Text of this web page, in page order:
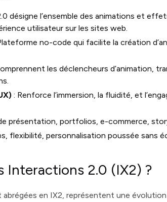
désigne l’ensemble des animations et
utilisateur sur les sites web.
no-code qui facilite la création
les déclencheurs d’animation,
: Renforce l’immersion, la fluidité, et
présentation, portfolios, e-commerce,
flexibilité, personnalisation poussée sans
Interactions 2.0 (IX2) ?
en IX2, représentent une